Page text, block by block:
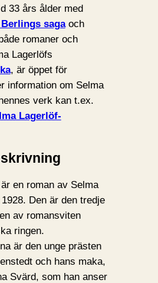
33 års ålder med
sagaoch
romaner och
Lagerlöfs
, är öppet för
information om Selma
verk kan t.ex.
Lagerlöf-
en roman av Selma
Den är den tredje
av romansviten
ringen.
är den unge prästen
och hans maka,
Svärd, som han anser